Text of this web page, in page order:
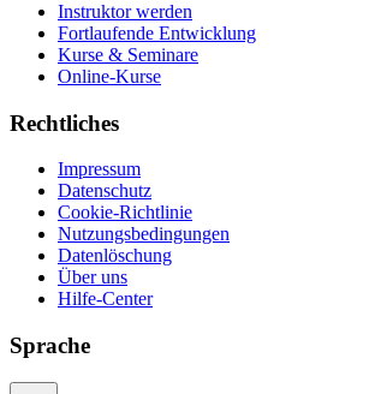
Instruktor werden
Fortlaufende Entwicklung
Kurse & Seminare
Online-Kurse
Rechtliches
Impressum
Datenschutz
Cookie-Richtlinie
Nutzungsbedingungen
Datenlöschung
Über uns
Hilfe-Center
Sprache